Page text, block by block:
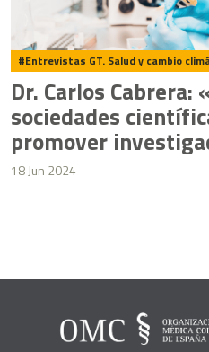
Entrevistas GT. Salud y cambio
Dr. Carlos Cabrera:
sociedades
promover
en cambio climático»
18 Jun 2024